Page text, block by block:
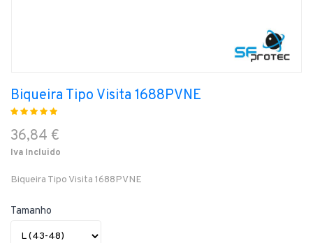
Biqueira Tipo Visita 1688PVNE
36,84 €
Iva Incluido
Biqueira Tipo Visita 1688PVNE
Tamanho